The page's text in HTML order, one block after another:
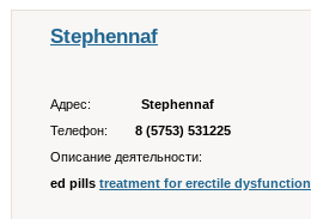
Stephennaf
Адрес:
Stephennaf
Телефон:
8 (5753) 531225
Описание деятельности:
ed pills treatment for erectile dysfunction